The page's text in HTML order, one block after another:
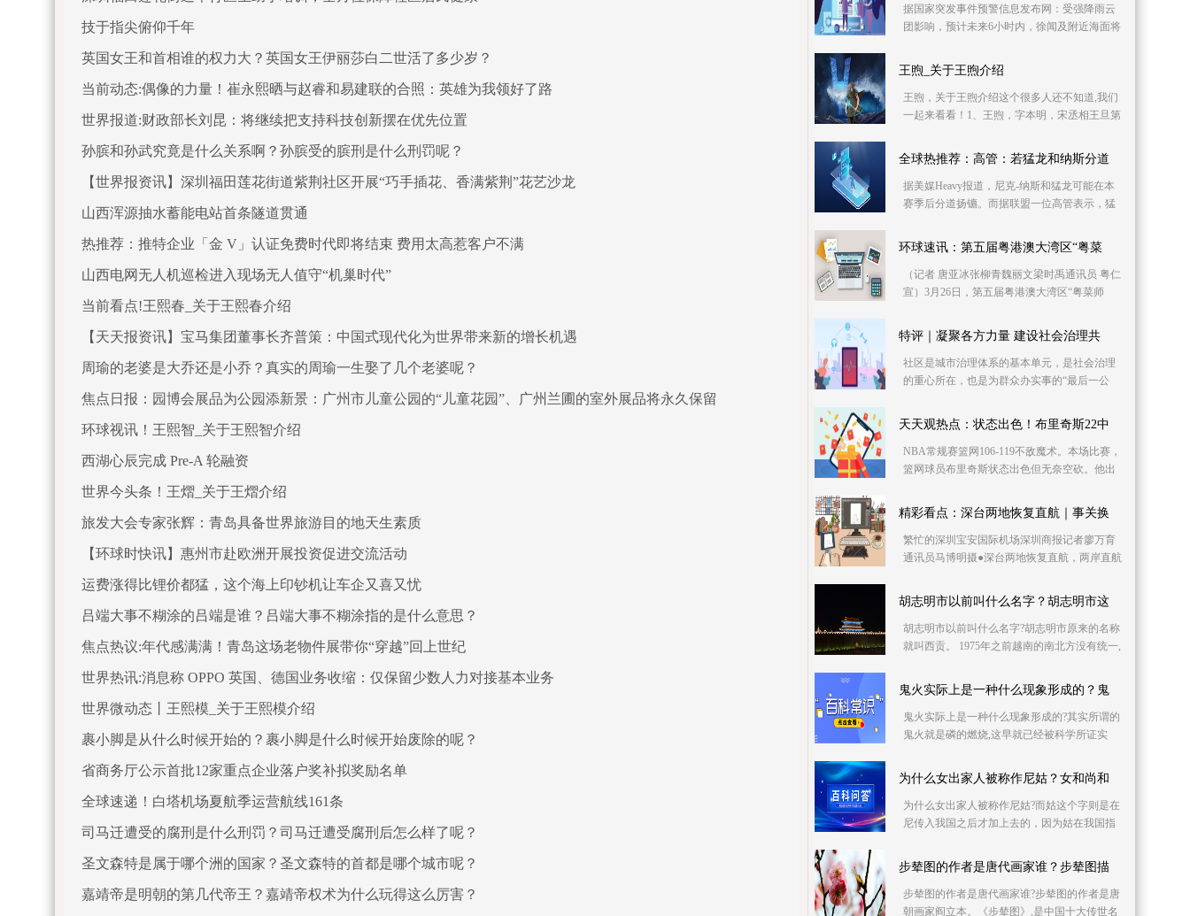
技于指尖俯仰千年
英国女王和首相谁的权力大？英国女王伊丽莎白二世活了多少岁？
当前动态:偶像的力量！崔永熙晒与赵睿和易建联的合照：英雄为我领好了路
世界报道:财政部长刘昆：将继续把支持科技创新摆在优先位置
孙膑和孙武究竟是什么关系啊？孙膑受的膑刑是什么刑罚呢？
【世界报资讯】深圳福田莲花街道紫荆社区开展“巧手插花、香满紫荆”花艺沙龙
山西浑源抽水蓄能电站首条隧道贯通
热推荐：推特企业「金 V」认证免费时代即将结束 费用太高惹客户不满
山西电网无人机巡检进入现场无人值守“机巢时代”
当前看点!王熙春_关于王熙春介绍
【天天报资讯】宝马集团董事长齐普策：中国式现代化为世界带来新的增长机遇
周瑜的老婆是大乔还是小乔？真实的周瑜一生娶了几个老婆呢？
焦点日报：园博会展品为公园添新景：广州市儿童公园的“儿童花园”、广州兰圃的室外展品将永久保留
环球视讯！王熙智_关于王熙智介绍
西湖心辰完成 Pre-A 轮融资
世界今头条！王熠_关于王熠介绍
旅发大会专家张辉：青岛具备世界旅游目的地天生素质
【环球时快讯】惠州市赴欧洲开展投资促进交流活动
运费涨得比锂价都猛，这个海上印钞机让车企又喜又忧
吕端大事不糊涂的吕端是谁？吕端大事不糊涂指的是什么意思？
焦点热议:年代感满满！青岛这场老物件展带你“穿越”回上世纪
世界热讯:消息称 OPPO 英国、德国业务收缩：仅保留少数人力对接基本业务
世界微动态丨王熙模_关于王熙模介绍
裹小脚是从什么时候开始的？裹小脚是什么时候开始废除的呢？
省商务厅公示首批12家重点企业落户奖补拟奖励名单
全球速递！白塔机场夏航季运营航线161条
司马迁遭受的腐刑是什么刑罚？司马迁遭受腐刑后怎么样了呢？
圣文森特是属于哪个洲的国家？圣文森特的首都是哪个城市呢？
嘉靖帝是明朝的第几代帝王？嘉靖帝权术为什么玩得这么厉害？
据国家突发事件预警信息发布网：受强降雨云
团影响，预计未来6小时内，徐闻及附近海面将
雨黄色预警
王煦_关于王煦介绍
王煦，关于王煦介绍这个很多人还不知道,我们
一起来看看！1、王煦，字本明，宋丞相王旦第
令，元统二年
全球热推荐：高管：若猛龙和纳斯分道
据美媒Heavy报道，尼克-纳斯和猛龙可能在本
赛季后分道扬镳。而据联盟一位高管表示，猛
卡因违反凯尔
环球速讯：第五届粤港澳大湾区“粤菜
（记者 唐亚冰张柳青魏丽文梁时禹通讯员 粤仁
宣）3月26日，第五届粤港澳大湾区“粤菜师
幕，来自粤
特评｜凝聚各方力量 建设社会治理共
社区是城市治理体系的基本单元，是社会治理
的重心所在，也是为群众办实事的“最后一公
方力量，致
天天观热点：状态出色！布里奇斯22中
NBA常规赛篮网106-119不敌魔术。本场比赛，
篮网球员布里奇斯状态出色但无奈空砍。他出
12，砍下44分6
精彩看点：深台两地恢复直航｜事关换
繁忙的深圳宝安国际机场深圳商报记者廖万育
通讯员马博明摄●深台两地恢复直航，两岸直航
铁发布公
胡志明市以前叫什么名字？胡志明市这
胡志明市以前叫什么名字?胡志明市原来的名称
就叫西贡。 1975年之前越南的南北方没有统一,
由美
鬼火实际上是一种什么现象形成的？鬼
鬼火实际上是一种什么现象形成的?其实所谓的
鬼火就是磷的燃烧,这早就已经被科学所证实
炎热并且
为什么女出家人被称作尼姑？女和尚和
为什么女出家人被称作尼姑?而姑这个字则是在
尼传入我国之后才加上去的，因为姑在我国指
正好符合
步辇图的作者是唐代画家谁？步辇图描
步辇图的作者是唐代画家谁?步辇图的作者是唐
朝画家阎立本。《步辇图》,是中国十大传世名